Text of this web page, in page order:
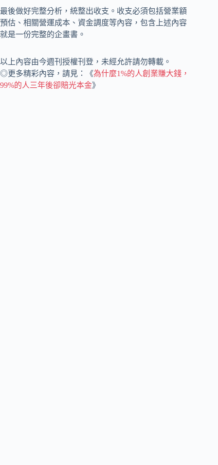
最後做好完整分析，統整出收支。收支必須包括營業額
預估、相關營運成本、資金調度等內容，包含上述內容
就是一份完整的企畫書。
以上內容由今週刊授權刊登，未經允許請勿轉載。
◎更多精彩內容，請見：《為什麼1%的人創業賺大錢，
99%的人三年後卻賠光本金》